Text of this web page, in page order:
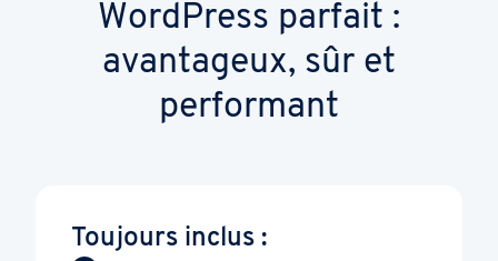
WordPress parfait :
avantageux, sûr et
performant
Toujours inclus :